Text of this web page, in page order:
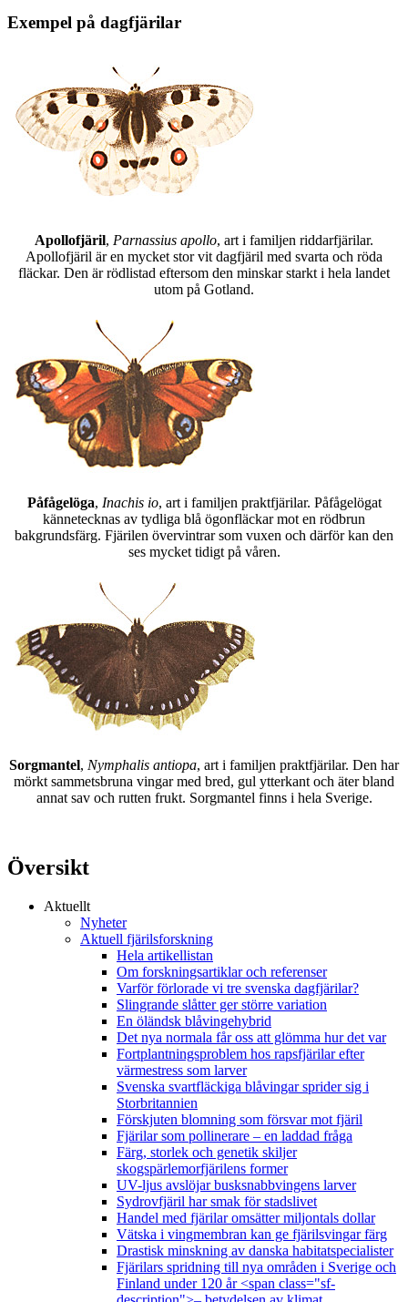
Exempel på dagfjärilar
Apollofjäril, Parnassius apollo, art i familjen riddarfjärilar.
Apollofjäril är en mycket stor vit dagfjäril med svarta och röda
fläckar. Den är rödlistad eftersom den minskar starkt i hela landet
utom på Gotland.
Påfågelöga, Inachis io, art i familjen praktfjärilar. Påfågelögat
kännetecknas av tydliga blå ögonfläckar mot en rödbrun
bakgrundsfärg. Fjärilen övervintrar som vuxen och därför kan den
ses mycket tidigt på våren.
Sorgmantel, Nymphalis antiopa, art i familjen praktfjärilar. Den har
mörkt sammetsbruna vingar med bred, gul ytterkant och äter bland
annat sav och rutten frukt. Sorgmantel finns i hela Sverige.
Översikt
Aktuellt
Nyheter
Aktuell fjärilsforskning
Hela artikellistan
Om forskningsartiklar och referenser
Varför förlorade vi tre svenska dagfjärilar?
Slingrande slåtter ger större variation
En öländsk blåvingehybrid
Det nya normala får oss att glömma hur det var
Fortplantningsproblem hos rapsfjärilar efter
värmestress som larver
Svenska svartfläckiga blåvingar sprider sig i
Storbritannien
Förskjuten blomning som försvar mot fjäril
Fjärilar som pollinerare – en laddad fråga
Färg, storlek och genetik skiljer
skogspärlemorfjärilens former
UV-ljus avslöjar busksnabbvingens larver
Sydrovfjäril har smak för stadslivet
Handel med fjärilar omsätter miljontals dollar
Vätska i vingmembran kan ge fjärilsvingar färg
Drastisk minskning av danska habitatspecialister
Fjärilars spridning till nya områden i Sverige och
Finland under 120 år <span class="sf-